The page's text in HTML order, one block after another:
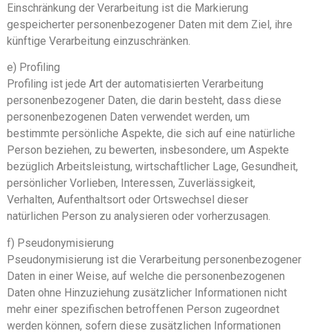
Einschränkung der Verarbeitung ist die Markierung
gespeicherter personenbezogener Daten mit dem Ziel, ihre
künftige Verarbeitung einzuschränken.
e) Profiling
Profiling ist jede Art der automatisierten Verarbeitung
personenbezogener Daten, die darin besteht, dass diese
personenbezogenen Daten verwendet werden, um
bestimmte persönliche Aspekte, die sich auf eine natürliche
Person beziehen, zu bewerten, insbesondere, um Aspekte
bezüglich Arbeitsleistung, wirtschaftlicher Lage, Gesundheit,
persönlicher Vorlieben, Interessen, Zuverlässigkeit,
Verhalten, Aufenthaltsort oder Ortswechsel dieser
natürlichen Person zu analysieren oder vorherzusagen.
f) Pseudonymisierung
Pseudonymisierung ist die Verarbeitung personenbezogener
Daten in einer Weise, auf welche die personenbezogenen
Daten ohne Hinzuziehung zusätzlicher Informationen nicht
mehr einer spezifischen betroffenen Person zugeordnet
werden können, sofern diese zusätzlichen Informationen